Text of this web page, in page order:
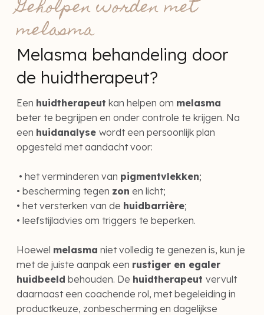
Geholpen worden met
melasma
Melasma behandeling door
de huidtherapeut?
Een huidtherapeut kan helpen om melasma
beter te begrijpen en onder controle te krijgen. Na
een huidanalyse wordt een persoonlijk plan
opgesteld met aandacht voor:
• het verminderen van pigmentvlekken;
• bescherming tegen zon en licht;
• het versterken van de huidbarrière;
• leefstijladvies om triggers te beperken.
Hoewel melasma niet volledig te genezen is, kun je
met de juiste aanpak een rustiger en egaler
huidbeeld behouden. De huidtherapeut vervult
daarnaast een coachende rol, met begeleiding in
productkeuze, zonbescherming en dagelijkse